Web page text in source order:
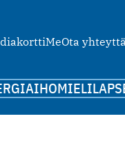
MeOta yhteyttä
IHOMIELI